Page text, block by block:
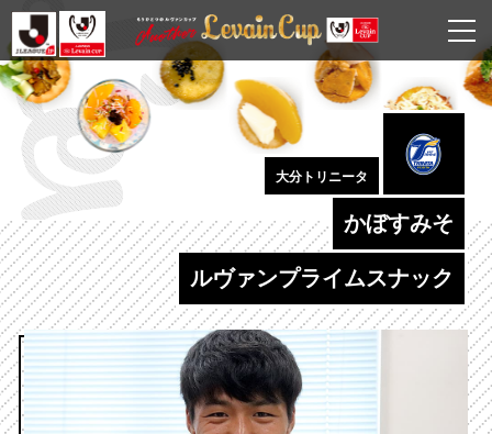
大分トリニータ
かぼすみそ
ルヴァンプライムスナック